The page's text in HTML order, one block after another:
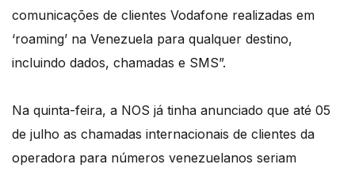
comunicações de clientes Vodafone realizadas em
‘roaming’ na Venezuela para qualquer destino,
incluindo dados, chamadas e SMS”.
Na quinta-feira, a NOS já tinha anunciado que até 05
de julho as chamadas internacionais de clientes da
operadora para números venezuelanos seriam